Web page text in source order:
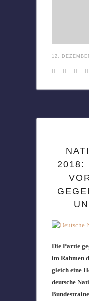
12.
2018:
Die Partie
im Rahmen
gleich eine
deutsche